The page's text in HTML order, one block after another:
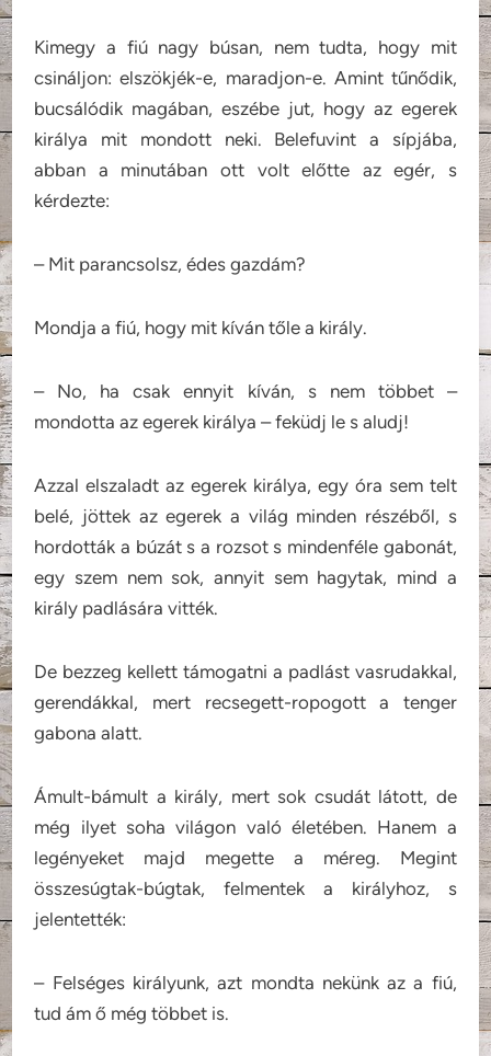
Kimegy a fiú nagy búsan, nem tudta, hogy mit
csináljon: elszökjék-e, maradjon-e. Amint tűnődik,
bucsálódik magában, eszébe jut, hogy az egerek
királya mit mondott neki. Belefuvint a sípjába,
abban a minutában ott volt előtte az egér, s
kérdezte:
– Mit parancsolsz, édes gazdám?
Mondja a fiú, hogy mit kíván tőle a király.
– No, ha csak ennyit kíván, s nem többet –
mondotta az egerek királya – feküdj le s aludj!
Azzal elszaladt az egerek királya, egy óra sem telt
belé, jöttek az egerek a világ minden részéből, s
hordották a búzát s a rozsot s mindenféle gabonát,
egy szem nem sok, annyit sem hagytak, mind a
király padlására vitték.
De bezzeg kellett támogatni a padlást vasrudakkal,
gerendákkal, mert recsegett-ropogott a tenger
gabona alatt.
Ámult-bámult a király, mert sok csudát látott, de
még ilyet soha világon való életében. Hanem a
legényeket majd megette a méreg. Megint
összesúgtak-búgtak, felmentek a királyhoz, s
jelentették:
– Felséges királyunk, azt mondta nekünk az a fiú,
tud ám ő még többet is.